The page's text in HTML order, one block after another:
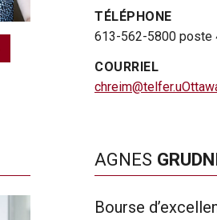
TÉLÉPHONE
613-562-5800 poste
COURRIEL
AGNES
Bourse